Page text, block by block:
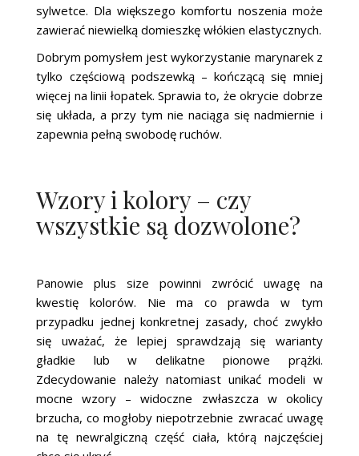
sylwetce. Dla większego komfortu noszenia może
zawierać niewielką domieszkę włókien elastycznych.
Dobrym pomysłem jest wykorzystanie marynarek z
tylko częściową podszewką – kończącą się mniej
więcej na linii łopatek. Sprawia to, że okrycie dobrze
się układa, a przy tym nie naciąga się nadmiernie i
zapewnia pełną swobodę ruchów.
Wzory i kolory – czy
wszystkie są dozwolone?
Panowie plus size powinni zwrócić uwagę na
kwestię kolorów. Nie ma co prawda w tym
przypadku jednej konkretnej zasady, choć zwykło
się uważać, że lepiej sprawdzają się warianty
gładkie lub w delikatne pionowe prążki.
Zdecydowanie należy natomiast unikać modeli w
mocne wzory – widoczne zwłaszcza w okolicy
brzucha, co mogłoby niepotrzebnie zwracać uwagę
na tę newralgiczną część ciała, którą najczęściej